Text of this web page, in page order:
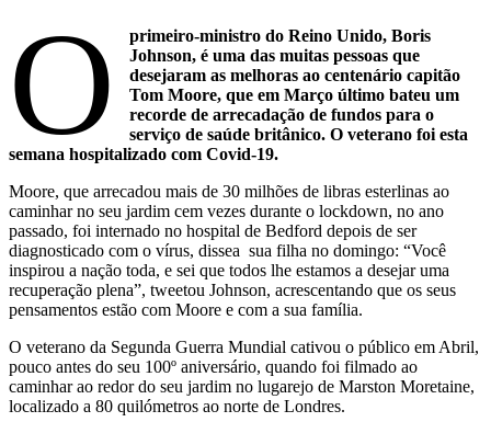
O
primeiro-ministro do Reino Unido, Boris
Johnson, é uma das muitas pessoas que
desejaram as melhoras ao centenário capitão
Tom Moore, que em Março último bateu um
recorde de arrecadação de fundos para o
serviço de saúde britânico. O veterano foi esta
semana hospitalizado com Covid-19.
Moore, que arrecadou mais de 30 milhões de libras esterlinas ao
caminhar no seu jardim cem vezes durante o lockdown, no ano
passado, foi internado no hospital de Bedford depois de ser
diagnosticado com o vírus, dissea sua filha no domingo: “Você
inspirou a nação toda, e sei que todos lhe estamos a desejar uma
recuperação plena”, tweetou Johnson, acrescentando que os seus
pensamentos estão com Moore e com a sua família.
O veterano da Segunda Guerra Mundial cativou o público em Abril,
pouco antes do seu 100º aniversário, quando foi filmado ao
caminhar ao redor do seu jardim no lugarejo de Marston Moretaine,
localizado a 80 quilómetros ao norte de Londres.